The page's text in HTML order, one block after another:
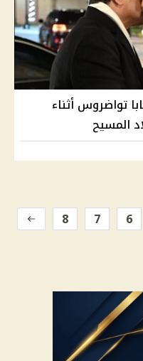
تواضروس أثناء
المسيح
6
7
8